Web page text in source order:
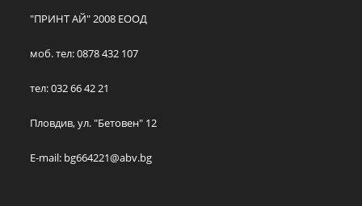
"ПРИНТ АЙ" 2008 ЕООД
моб. тел: 0878 432 107
тел: 032 66 42 21
Пловдив, ул. "Бетовен" 12
E-mail: bg664221@abv.bg